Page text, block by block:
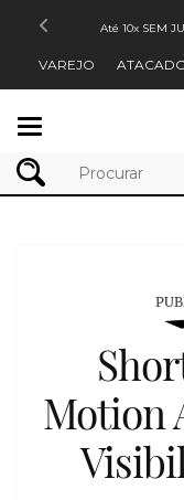
Até 10x SEM
VAREJO
Motion